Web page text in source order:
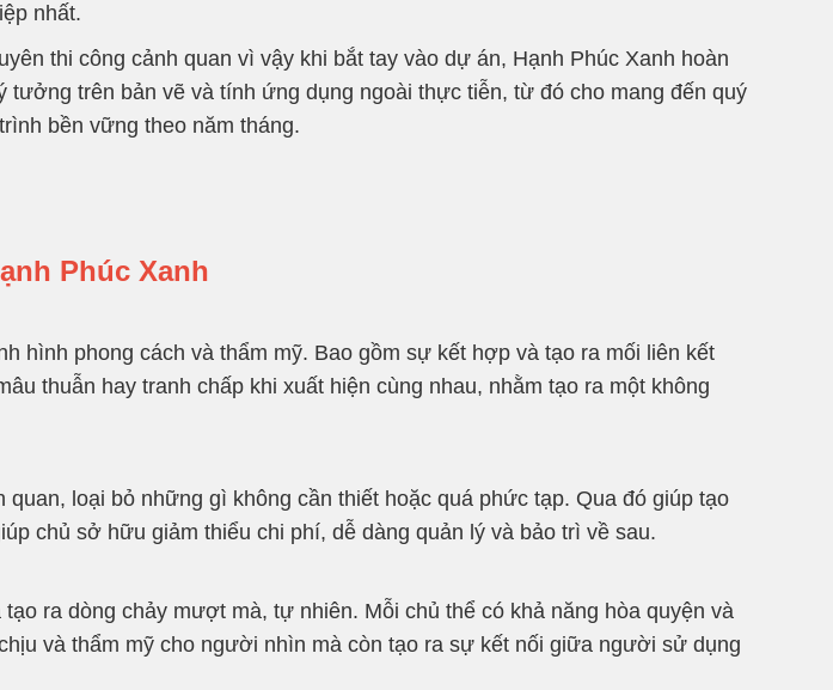
nhất.
thi công cảnh quan vì vậy khi bắt tay vào dự án, Hạnh Phúc Xanh hoàn
trên bản vẽ và tính ứng dụng ngoài thực tiễn, từ đó cho mang đến quý
bền vững theo năm tháng.
Phúc Xanh
hình phong cách và thẩm mỹ. Bao gồm sự kết hợp và tạo ra mối liên kết
thuẫn hay tranh chấp khi xuất hiện cùng nhau, nhằm tạo ra một không
loại bỏ những gì không cần thiết hoặc quá phức tạp. Qua đó giúp tạo
chủ sở hữu giảm thiểu chi phí, dễ dàng quản lý và bảo trì về sau.
ra dòng chảy mượt mà, tự nhiên. Mỗi chủ thể có khả năng hòa quyện và
và thẩm mỹ cho người nhìn mà còn tạo ra sự kết nối giữa người sử dụng